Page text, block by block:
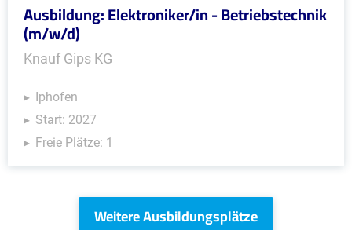
Ausbildung: Elektroniker/in - Betriebstechnik
(m/w/d)
Knauf Gips KG
Iphofen
Start: 2027
Freie Plätze: 1
Weitere Ausbildungsplätze